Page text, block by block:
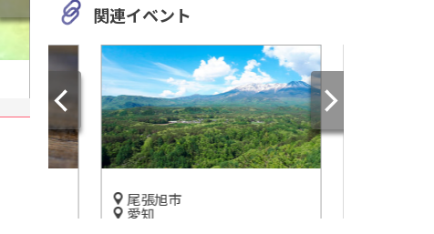
三重
感動！卵グルメと出会いに行
こう！『コケコッコー共和
国』をご紹介
三重
岩田準一・江戸川乱
夢二の足跡を感
鳥羽みなとまち文学
関連イベント
尾張旭市
愛知